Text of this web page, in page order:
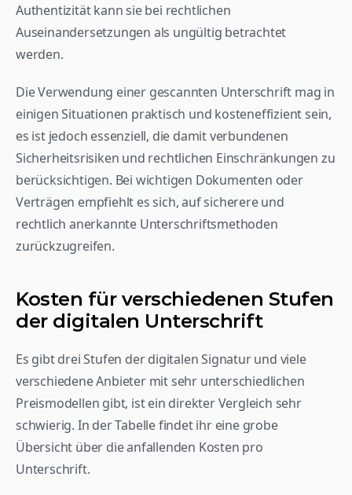
Authentizität kann sie bei rechtlichen
Auseinandersetzungen als ungültig betrachtet
werden.
Die Verwendung einer gescannten Unterschrift mag in
einigen Situationen praktisch und kosteneffizient sein,
es ist jedoch essenziell, die damit verbundenen
Sicherheitsrisiken und rechtlichen Einschränkungen zu
berücksichtigen. Bei wichtigen Dokumenten oder
Verträgen empfiehlt es sich, auf sicherere und
rechtlich anerkannte Unterschriftsmethoden
zurückzugreifen.
Kosten für verschiedenen Stufen
der digitalen Unterschrift
Es gibt drei Stufen der digitalen Signatur und viele
verschiedene Anbieter mit sehr unterschiedlichen
Preismodellen gibt, ist ein direkter Vergleich sehr
schwierig. In der Tabelle findet ihr eine grobe
Übersicht über die anfallenden Kosten pro
Unterschrift.